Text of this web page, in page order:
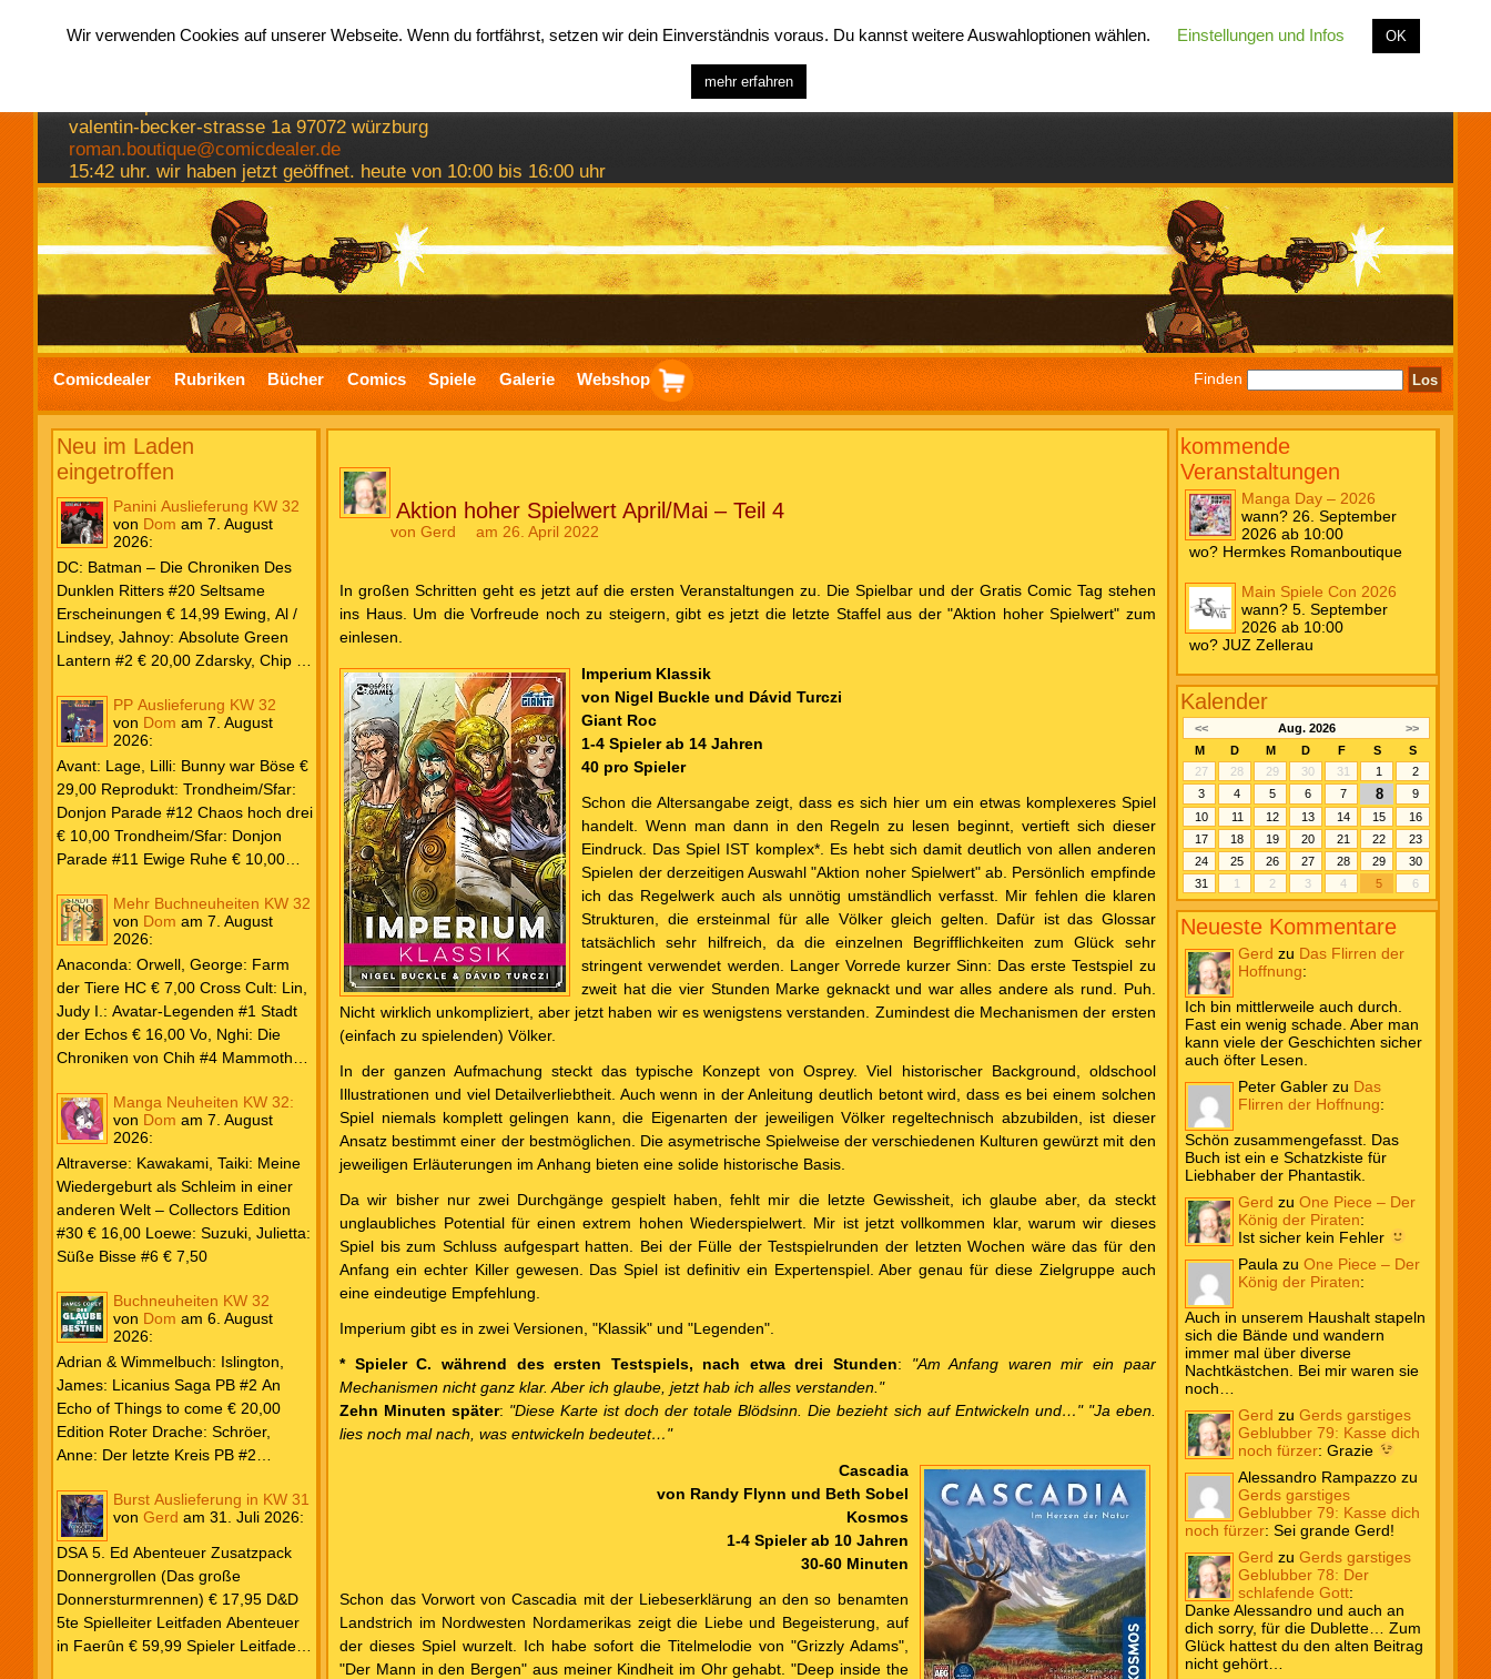
valentin-becker-strasse 1a 97072 würzburg
roman.boutique@comicdealer.de
15:42 uhr. wir haben jetzt geöffnet. heute von 10:00 bis 16:00 uhr
Comicdealer Rubriken Bücher Comics Spiele Galerie Webshop Finden
Neu im Laden
eingetroffen
Panini Auslieferung KW 32
von Dom am 7. August
2026:
DC: Batman – Die Chroniken Des
Dunklen Ritters #20 Seltsame
Erscheinungen € 14,99 Ewing, Al /
Lindsey, Jahnoy: Absolute Green
Lantern #2 € 20,00 Zdarsky, Chip /
Paperback #4 € 35,00 Watters, Dan;
Soy, Dexter: Nightwing 2024 #7 €
Rafa: Absolute Superman #5 € 9,99
Marvel: Marvel Origins Collection
HC #74 Daredevil 7 € 14,99 Ewing,
Al / Gomez, Carlos: Venom (2025)
#3 € 20,00 Andrews, Kaare /
Guggenheim, Marc: Spider-Man &
Wolverine #3 € 9,99 North, Ryan /
Carratu, Vincenzo: Hulk macht alles
kaputt! € 16,00 Ewing, Al / Walker,
Kevin / Various: Marvel – Schwarz
Weiß & Blut #8 … und Gedärme €
26,00 Buscema, Sal / Dematteis, J.
M.: Spektakuläre Spider-Man – Die
#31 € 5,99 Spider-Man 2025 #9
Angriff der Aliens € 7,99
PP Auslieferung KW 32
von Dom am 7. August
2026:
Avant: Lage, Lilli: Bunny war Böse €
29,00 Reprodukt: Trondheim/Sfar:
Donjon Parade #12 Chaos hoch drei
€ 10,00 Trondheim/Sfar: Donjon
Parade #11 Ewige Ruhe € 10,00
Neuedition € 35,00 Zauberstern
Comics: Ben’s Bande #4 Aug 2026
Mehr Buchneuheiten KW 32
von Dom am 7. August
2026:
Anaconda: Orwell, George: Farm
der Tiere HC € 7,00 Cross Cult: Lin,
Judy I.: Avatar-Legenden #1 Stadt
der Echos € 16,00 Vo, Nghi: Die
Chroniken von Chih #4 Mammoths
Drache: Schröer, Anne: Der letzte
Kreis PB #2 Erwachen € 18,00
Dragonblood Academy HC #2 …to
kill a Monster € 25,00 Heyne: Bähr,
Emily: Tainted Vows – Gods of New
Olympia PB € 17,00 Kim, Sophie:
Fate’s Thread-Reihe PB #2 Der Gott
und der Geist € 17,00 Vonnegut,
Kurt: Katzenwiege PB € 17,00
Corey, James: The Captive’s War
HC #2 Der Glaube der Bestien €
24,00 Piper: Yang, Neon: Die letzte
Tochter der Drachen PB € 18,00
Manga Neuheiten KW 32:
von Dom am 7. August
2026:
Altraverse: Kawakami, Taiki: Meine
Wiedergeburt als Schleim in einer
anderen Welt – Collectors Edition
#30 € 16,00 Loewe: Suzuki, Julietta:
Süße Bisse #6 € 7,50
Buchneuheiten KW 32
von Dom am 6. August
2026:
Adrian & Wimmelbuch: Islington,
James: Licanius Saga PB #2 An
Echo of Things to come € 20,00
Edition Roter Drache: Schröer,
Anne: Der letzte Kreis PB #2
Frank: Der Pandora-Zyklus PB #1
Die Reise nach Pandora € 16,00
Corey, James: The Captive’s War
HC #2 Der Glaube der Bestien €
24,00 Loewe: Suzuki, Julietta: Süße
Bisse #6 € 7,50
Burst Auslieferung in KW 31
von Gerd am 31. Juli 2026:
DSA 5. Ed Abenteuer Zusatzpack
Donnergrollen (Das große
Donnersturmrennen) € 17,95 D&D
5te Spielleiter Leitfaden Abenteuer
in Faerûn € 59,99 Spieler Leitfaden
Aktion hoher Spielwert April/Mai – Teil 4
vonGerd am 26. April 2022
In großen Schritten geht es jetzt auf die ersten Veranstaltungen zu. Die Spielbar und der Gratis Comic Tag stehen
ins Haus. Um die Vorfreude noch zu steigern, gibt es jetzt die letzte Staffel aus der "Aktion hoher Spielwert" zum
einlesen.
Imperium Klassik
von Nigel Buckle und Dávid Turczi
Giant Roc
1-4 Spieler ab 14 Jahren
40 pro Spieler
Schon die Altersangabe zeigt, dass es sich hier um ein etwas komplexeres Spiel
handelt. Wenn man dann in den Regeln zu lesen beginnt, vertieft sich dieser
Eindruck. Das Spiel IST komplex*. Es hebt sich damit deutlich von allen anderen
Spielen der derzeitigen Auswahl "Aktion noher Spielwert" ab. Persönlich empfinde
ich das Regelwerk auch als unnötig umständlich verfasst. Mir fehlen die klaren
Strukturen, die ersteinmal für alle Völker gleich gelten. Dafür ist das Glossar
tatsächlich sehr hilfreich, da die einzelnen Begrifflichkeiten zum Glück sehr
stringent verwendet werden. Langer Vorrede kurzer Sinn: Das erste Testspiel zu
zweit hat die vier Stunden Marke geknackt und war alles andere als rund. Puh.
Nicht wirklich unkompliziert, aber jetzt haben wir es wenigstens verstanden. Zumindest die Mechanismen der ersten
(einfach zu spielenden) Völker.
In der ganzen Aufmachung steckt das typische Konzept von Osprey. Viel historischer Background, oldschool
Illustrationen und viel Detailverliebtheit. Auch wenn in der Anleitung deutlich betont wird, dass es bei einem solchen
Spiel niemals komplett gelingen kann, die Eigenarten der jeweiligen Völker regeltechnisch abzubilden, ist dieser
Ansatz bestimmt einer der bestmöglichen. Die asymetrische Spielweise der verschiedenen Kulturen gewürzt mit den
jeweiligen Erläuterungen im Anhang bieten eine solide historische Basis.
Da wir bisher nur zwei Durchgänge gespielt haben, fehlt mir die letzte Gewissheit, ich glaube aber, da steckt
unglaubliches Potential für einen extrem hohen Wiederspielwert. Mir ist jetzt vollkommen klar, warum wir dieses
Spiel bis zum Schluss aufgespart hatten. Bei der Fülle der Testspielrunden der letzten Wochen wäre das für den
Anfang ein echter Killer gewesen. Das Spiel ist definitiv ein Expertenspiel. Aber genau für diese Zielgruppe auch
eine eindeutige Empfehlung.
Imperium gibt es in zwei Versionen, "Klassik" und "Legenden".
* Spieler C. während des ersten Testspiels, nach etwa drei Stunden: "Am Anfang waren mir ein paar
Mechanismen nicht ganz klar. Aber ich glaube, jetzt hab ich alles verstanden."
Zehn Minuten später: "Diese Karte ist doch der totale Blödsinn. Die bezieht sich auf Entwickeln und…" "Ja eben.
lies noch mal nach, was entwickeln bedeutet…"
Cascadia
von Randy Flynn und Beth Sobel
Kosmos
1-4 Spieler ab 10 Jahren
30-60 Minuten
Schon das Vorwort von Cascadia mit der Liebeserklärung an den so benamten
Landstrich im Nordwesten Nordamerikas zeigt die Liebe und Begeisterung, auf
der dieses Spiel wurzelt. Ich habe sofort die Titelmelodie von "Grizzly Adams",
"Der Mann in den Bergen" aus meiner Kindheit im Ohr gehabt. "Deep inside the
kommende
Veranstaltungen
Manga Day – 2026
wann? 26. September
2026 ab 10:00
wo? Hermkes Romanboutique
Main Spiele Con 2026
wann? 5. September
2026 ab 10:00
wo? JUZ Zellerau
Kalender
<< Aug. 2026
>>
M
D M D F S
S
27
28 29 30 31 1
2
3
4 5 6 7 8
9
10
11 12 13 14 15
16
17
18 19 20 21 22
23
24
25 26 27 28 29
30
31
1 2 3 4 5 6
Neueste Kommentare
Gerd zu Das Flirren der
Hoffnung:
Ich bin mittlerweile auch durch.
Fast ein wenig schade. Aber man
kann viele der Geschichten sicher
auch öfter Lesen.
Peter Gabler zu Das
Flirren der Hoffnung:
Schön zusammengefasst. Das
Buch ist ein e Schatzkiste für
Liebhaber der Phantastik.
Gerd zuOne Piece – Der
König der Piraten:
Ist sicher kein Fehler
Paula zuOne Piece – Der
König der Piraten:
Auch in unserem Haushalt stapeln
sich die Bände und wandern
immer mal über diverse
Nachtkästchen. Bei mir waren sie
noch…
Gerd zuGerds garstiges
Geblubber 79: Kasse dich
noch fürzer:Grazie
Alessandro Rampazzo zu
Gerds garstiges
Geblubber 79: Kasse dich
noch fürzer:Sei grande Gerd!
Gerd zuGerds garstiges
Geblubber 78: Der
schlafende Gott:
Danke Alessandro und auch an
dich sorry, für die Dublette… Zum
Glück hattest du den alten Beitrag
nicht gehört…
Wir verwenden Cookies auf unserer Webseite. Wenn du fortfährst, setzen wir dein Einverständnis voraus. Du kannst weitere Auswahloptionen wählen. Einstellungen und Infos OK
mehr erfahren